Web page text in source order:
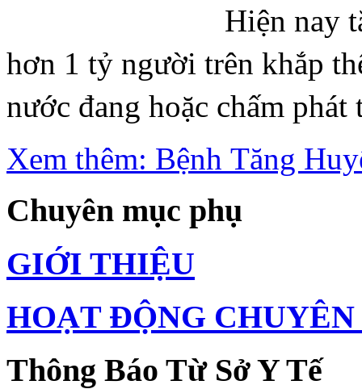
Hiện nay
hơn 1 tỷ người trên khắp
nước đang hoặc chấm
Xem thêm: Bệnh Tăng
Chuyên mục phụ
GIỚI THIỆU
HOẠT ĐỘNG
Thông Báo Từ Sở Y Tế